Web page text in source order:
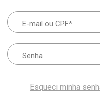
Esqueci minha